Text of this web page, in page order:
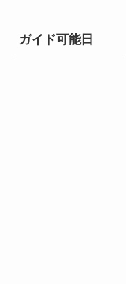
ガイド可能日